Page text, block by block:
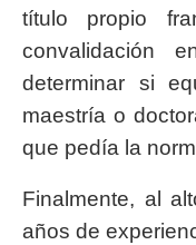
título propio
convalidación
determinar si
maestría o
que pedía la
Finalmente, al
años de